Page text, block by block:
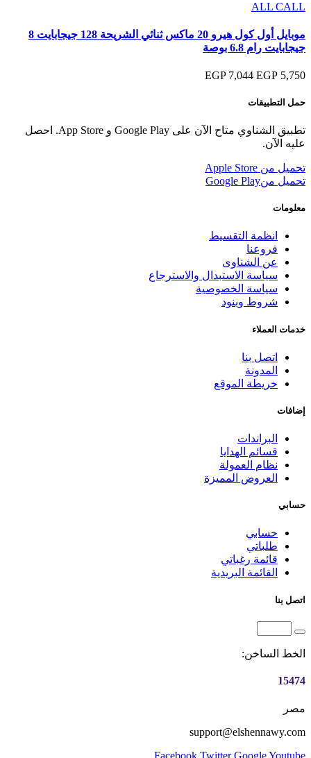
ALL CALL
موبايل أول كول هيرو 20 ماكس ثنائي الشريحة 128 جيجابايت 8
جيجابايت رام 6.8 بوصة
5,750 EGP
7,044 EGP
حمل التطبيقات
تطبيق الشناوي متاح الآن على Google Play و App Store. احصل
عليه الآن.
تحميل من Apple Store
تحميل منGoogle Play
معلومات
انظمة التقسيط
فروعنا
عن الشناوى
سياسة الاستبدال والاسترجاع
سياسة الخصوصية
شروط وبنود
خدمات العملاء
اتصل بنا
المدونة
خريطة الموقع
إضافات
البراندات
قسائم الهدايا
نظام العمولة
العروض المميزة
حسابي
حسابي
طلباتي
قائمة رغباتي
القائمة البريدية
اتصل بنا
الخط الساخن:
15474
مصر
support@elshennawy.com